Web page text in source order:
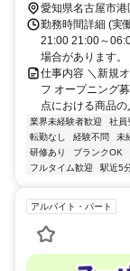
愛知県名古屋市港
勤務時間詳細 (実
21:00 21:00～
場合があります
仕事内容 ＼新規
フ オープニ
点における商品
業界未経験者歓迎 社員
転勤なし
経験不問 未
研修あり
ブランクOK
フルタイム歓迎
駅近5
アルバイト・パート